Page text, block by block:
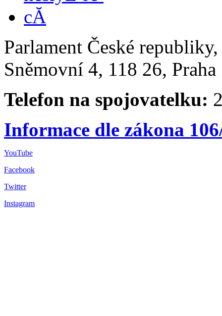
Parlament České
Sněmovní 4, 118 26,
Telefon na spojovatelku:
Informace dle zákona
YouTube
Facebook
Twitter
Instagram